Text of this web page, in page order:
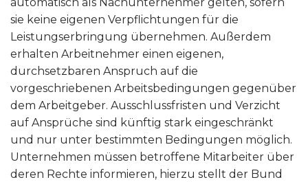
sie keine eigenen Verpflichtungen für die
Leistungserbringung übernehmen. Außerdem
erhalten Arbeitnehmer einen eigenen,
durchsetzbaren Anspruch auf die
vorgeschriebenen Arbeitsbedingungen gegenüber
dem Arbeitgeber. Ausschlussfristen und Verzicht
auf Ansprüche sind künftig stark eingeschränkt
und nur unter bestimmten Bedingungen möglich.
Unternehmen müssen betroffene Mitarbeiter über
deren Rechte informieren, hierzu stellt der Bund